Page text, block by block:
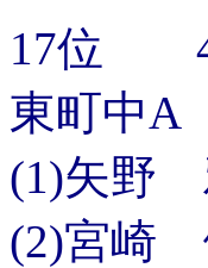
17位
東町中A
(1)矢野
(2)宮崎